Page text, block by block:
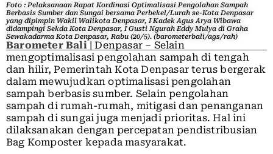
Foto : Pelaksanaan Rapat Kordinasi Optimalisasi Pengolahan Sampah
Berbasis Sumber dan Sungai bersama Perbekel/Lurah se-Kota Denpasar
yang dipimpin Wakil Walikota Denpasar, I Kadek Agus Arya Wibawa
didampingi Sekda Kota Denpasar, I Gusti Ngurah Eddy Mulya di Graha
Sewakadarma Kota Denpasar, Rabu (20/5). (barometerbali/ags/rah)
Barometer Bali| Denpasar – Selain
mengoptimalisasi pengolahan sampah di tengah
dan hilir, Pemerintah Kota Denpasar terus bergerak
dalam mewujudkan optimalisasi pengolahan
sampah berbasis sumber. Selain pengolahan
sampah di rumah-rumah, mitigasi dan penanganan
sampah di sungai juga menjadi prioritas. Hal ini
dilaksanakan dengan percepatan pendistribusian
Bag Komposter kepada masyarakat.